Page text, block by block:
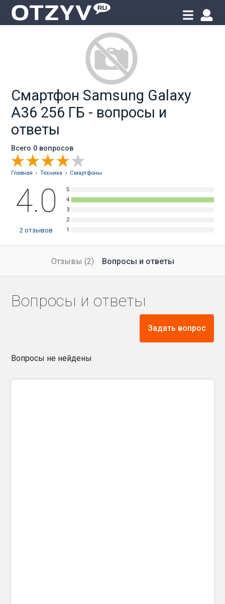
Смартфон Samsung Galaxy
A36 256 ГБ - вопросы и
ответы
Всего 0 вопросов
Главная ›Техника › Смартфоны
4.0
2 отзывов
Отзывы (2) Вопросы и ответы
Вопросы и ответы
Задать вопрос
Вопросы не нейдены